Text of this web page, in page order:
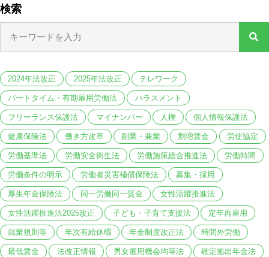
検索
2024年法改正 2025年法改正 テレワーク
パートタイム・有期雇用労働法 ハラスメント
フリーランス保護法 マイナンバー 人権 個人情報保護法
健康保険法 働き方改革 副業・兼業 割増賃金 労使協定
労働基準法 労働安全衛生法 労働施策総合推進法 労働時間
労働条件の明示 労働者災害補償保険法 募集・採用
厚生年金保険法 同一労働同一賃金 女性活躍推進法
女性活躍推進法2025改正 子ども・子育て支援法 定年再雇用
就業規則等 年次有給休暇 年金制度改正法 時間外労働
最低賃金 法改正情報 男女雇用機会均等法 確定拠出年金法